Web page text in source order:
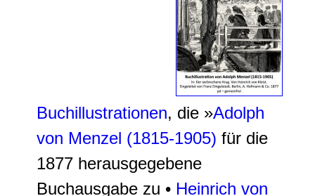
Buchillustrationen, die »Adolph
von Menzel (1815-1905) für die
1877 herausgegebene
Buchausgabe zu • Heinrich von